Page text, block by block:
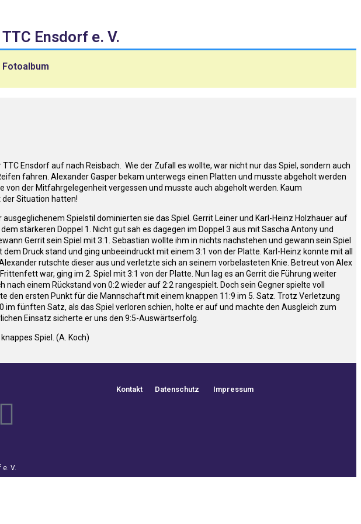
Ensdorf e. V.
Fotoalbum
Ensdorf auf nach Reisbach. Wie der Zufall es wollte, war nicht nur das Spiel, sondern auch
fahren. Alexander Gasper bekam unterwegs einen Platten und musste abgeholt werden
der Mitfahrgelegenheit vergessen und musste auch abgeholt werden. Kaum
der Situation hatten!
Spielstil dominierten sie das Spiel. Gerrit Leiner und Karl-Heinz Holzhauer auf
stärkeren Doppel 1. Nicht gut sah es dagegen im Doppel 3 aus mit Sascha Antony und
Gerrit sein Spiel mit 3:1. Sebastian wollte ihm in nichts nachstehen und gewann sein Spiel
Druck stand und ging unbeeindruckt mit einem 3:1 von der Platte. Karl-Heinz konnte mit all
rutschte dieser aus und verletzte sich an seinem vorbelasteten Knie. Betreut von Alex
war, ging im 2. Spiel mit 3:1 von der Platte. Nun lag es an Gerrit die Führung weiter
einem Rückstand von 0:2 wieder auf 2:2 rangespielt. Doch sein Gegner spielte voll
den ersten Punkt für die Mannschaft mit einem knappen 11:9 im 5. Satz. Trotz Verletzung
fünften Satz, als das Spiel verloren schien, holte er auf und machte den Ausgleich zum
Einsatz sicherte er uns den 9:5-Auswärtserfolg.
Spiel. (A. Koch)
Kontakt Datenschutz Impressum
e. V.